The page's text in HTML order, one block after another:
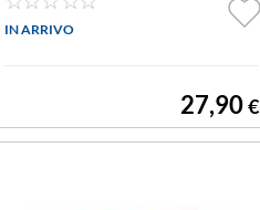
IN ARRIVO
27,90€